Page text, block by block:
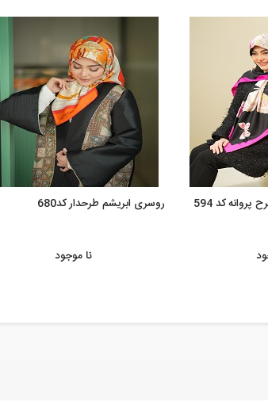
کد 594 روسری ابریشم طرحدار کد680
نا موجود